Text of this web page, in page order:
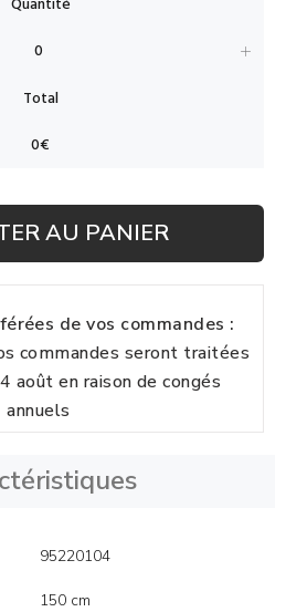
AU PANIER
de vos commandes :
commandes seront traitées
août en raison de congés
annuels
95220104
150 cm